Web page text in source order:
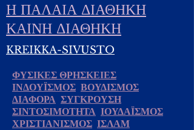
Η ΠΑΛΑΙΑ ΔΙΑΘΗΚΗ
ΚΑΙΝΗ ΔΙΑΘΗΚΗ
KREIKKA-SIVUSTO
ΦΥΣΙΚΕΣ ΘΡΗΣΚΕΙΕΣ
ΙΝΔΟΥΪΣΜΟΣ ΒΟΥΔΙΣΜΟΣ
ΔΙΑΦΟΡΑ ΣΥΓΚΡΟΥΣΗ
ΣΙΝΤΟΣΙΜΟΤΗΤΑ ΙΟΥΔΑΪΣΜΟΣ
ΧΡΙΣΤΙΑΝΙΣΜΟΣ ΙΣΛΑΜ